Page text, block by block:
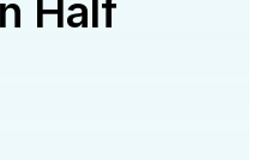
Half